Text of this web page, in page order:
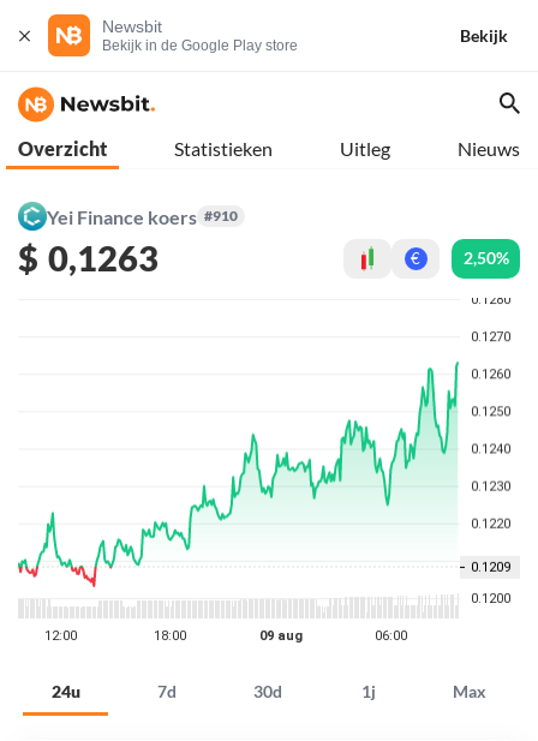
Newsbit
Bekijk in de Google Play store
Bekijk
Overzicht Statistieken Uitleg Nieuws
Yei Finance koers #910
$ 0,1263 € 2,50%
24u 7d 30d 1j Max